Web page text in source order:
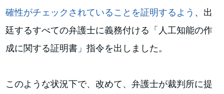
確性がチェックされていることを証明するよう 、出
廷するすべての弁護士に義務付ける「人工知能の作
成に関する証明書」指令を出しました。
このような状況下で、改めて、弁護士が裁判所に提